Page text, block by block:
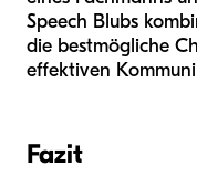
Speech Blubs
die bestmögliche
effektiven
Fazit